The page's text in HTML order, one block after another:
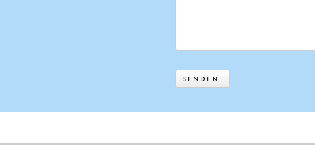
SENDEN